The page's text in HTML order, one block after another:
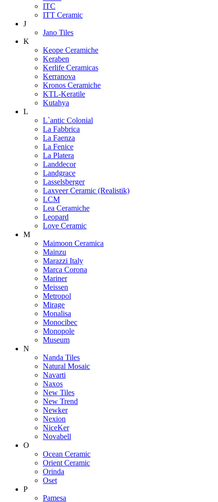
ITC
ITT Ceramic
J
Jano Tiles
K
Keope Ceramiche
Keraben
Kerlife Ceramicas
Kerranova
Kronos Ceramiche
KTL-Keratile
Kutahya
L
L`antic Colonial
La Fabbrica
La Faenza
La Fenice
La Platera
Landdecor
Landgrace
Lasselsberger
Laxveer Ceramic (Realistik)
LCM
Lea Ceramiche
Leopard
Love Ceramic
M
Maimoon Ceramica
Mainzu
Marazzi Italy
Marca Corona
Mariner
Meissen
Metropol
Mirage
Monalisa
Monocibec
Monopole
Museum
N
Nanda Tiles
Natural Mosaic
Navarti
Naxos
New Tiles
New Trend
Newker
Nexion
NiceKer
Novabell
O
Ocean Ceramic
Orient Ceramic
Orinda
Oset
P
Pamesa